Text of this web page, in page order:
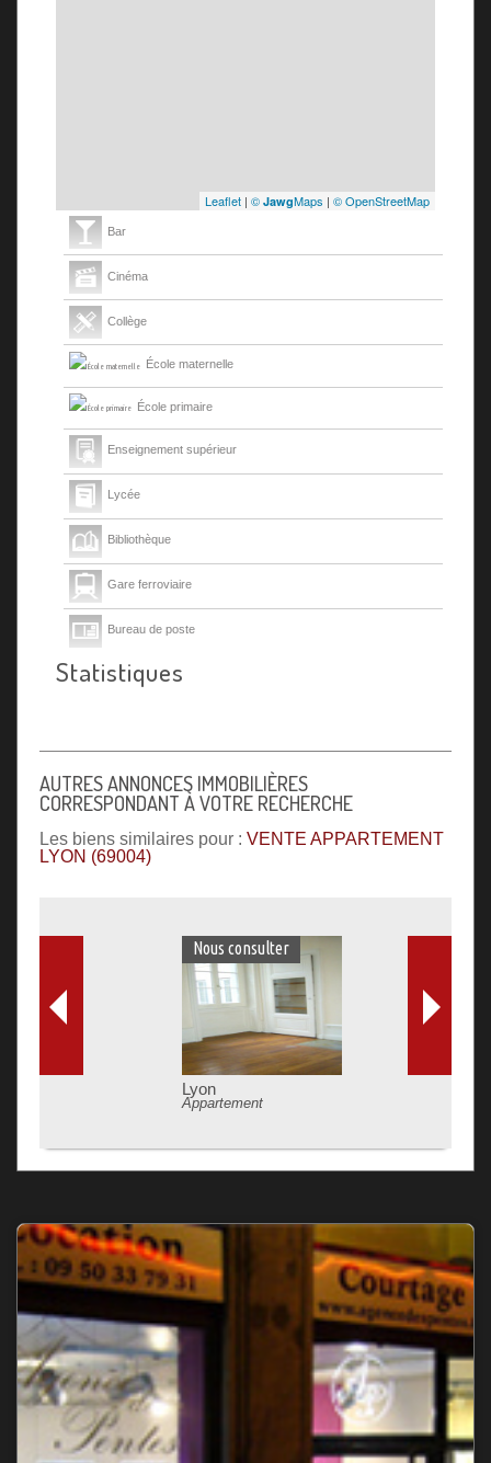
Leaflet | © JawgMaps | © OpenStreetMap
Bar
Cinéma
Collège
École maternelle
École primaire
Enseignement supérieur
Lycée
Bibliothèque
Gare ferroviaire
Bureau de poste
Mairie
Statistiques
AUTRES ANNONCES IMMOBILIÈRES
CORRESPONDANT À VOTRE RECHERCHE
Les biens similaires pour : VENTE APPARTEMENT
LYON (69004)
Nous consulter
Lyon
Appartement